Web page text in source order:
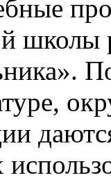
школы